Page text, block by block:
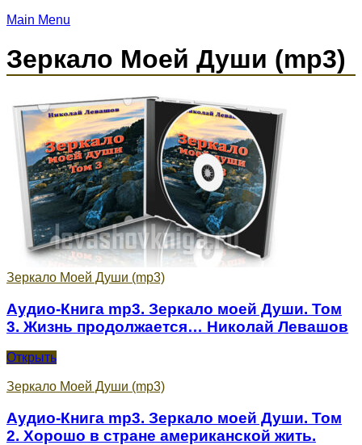
Main Menu
Зеркало Моей Души (mp3)
Зеркало Моей Души (mp3)
Аудио-Книга mp3. Зеркало моей Души. Том
3. Жизнь продолжается… Николай Левашов
Аудио-
mp3.
моей
Души.
Открыть
Зеркало Моей Души (mp3)
Аудио-Книга mp3. Зеркало моей Души. Том
2. Хорошо в стране американской жить.